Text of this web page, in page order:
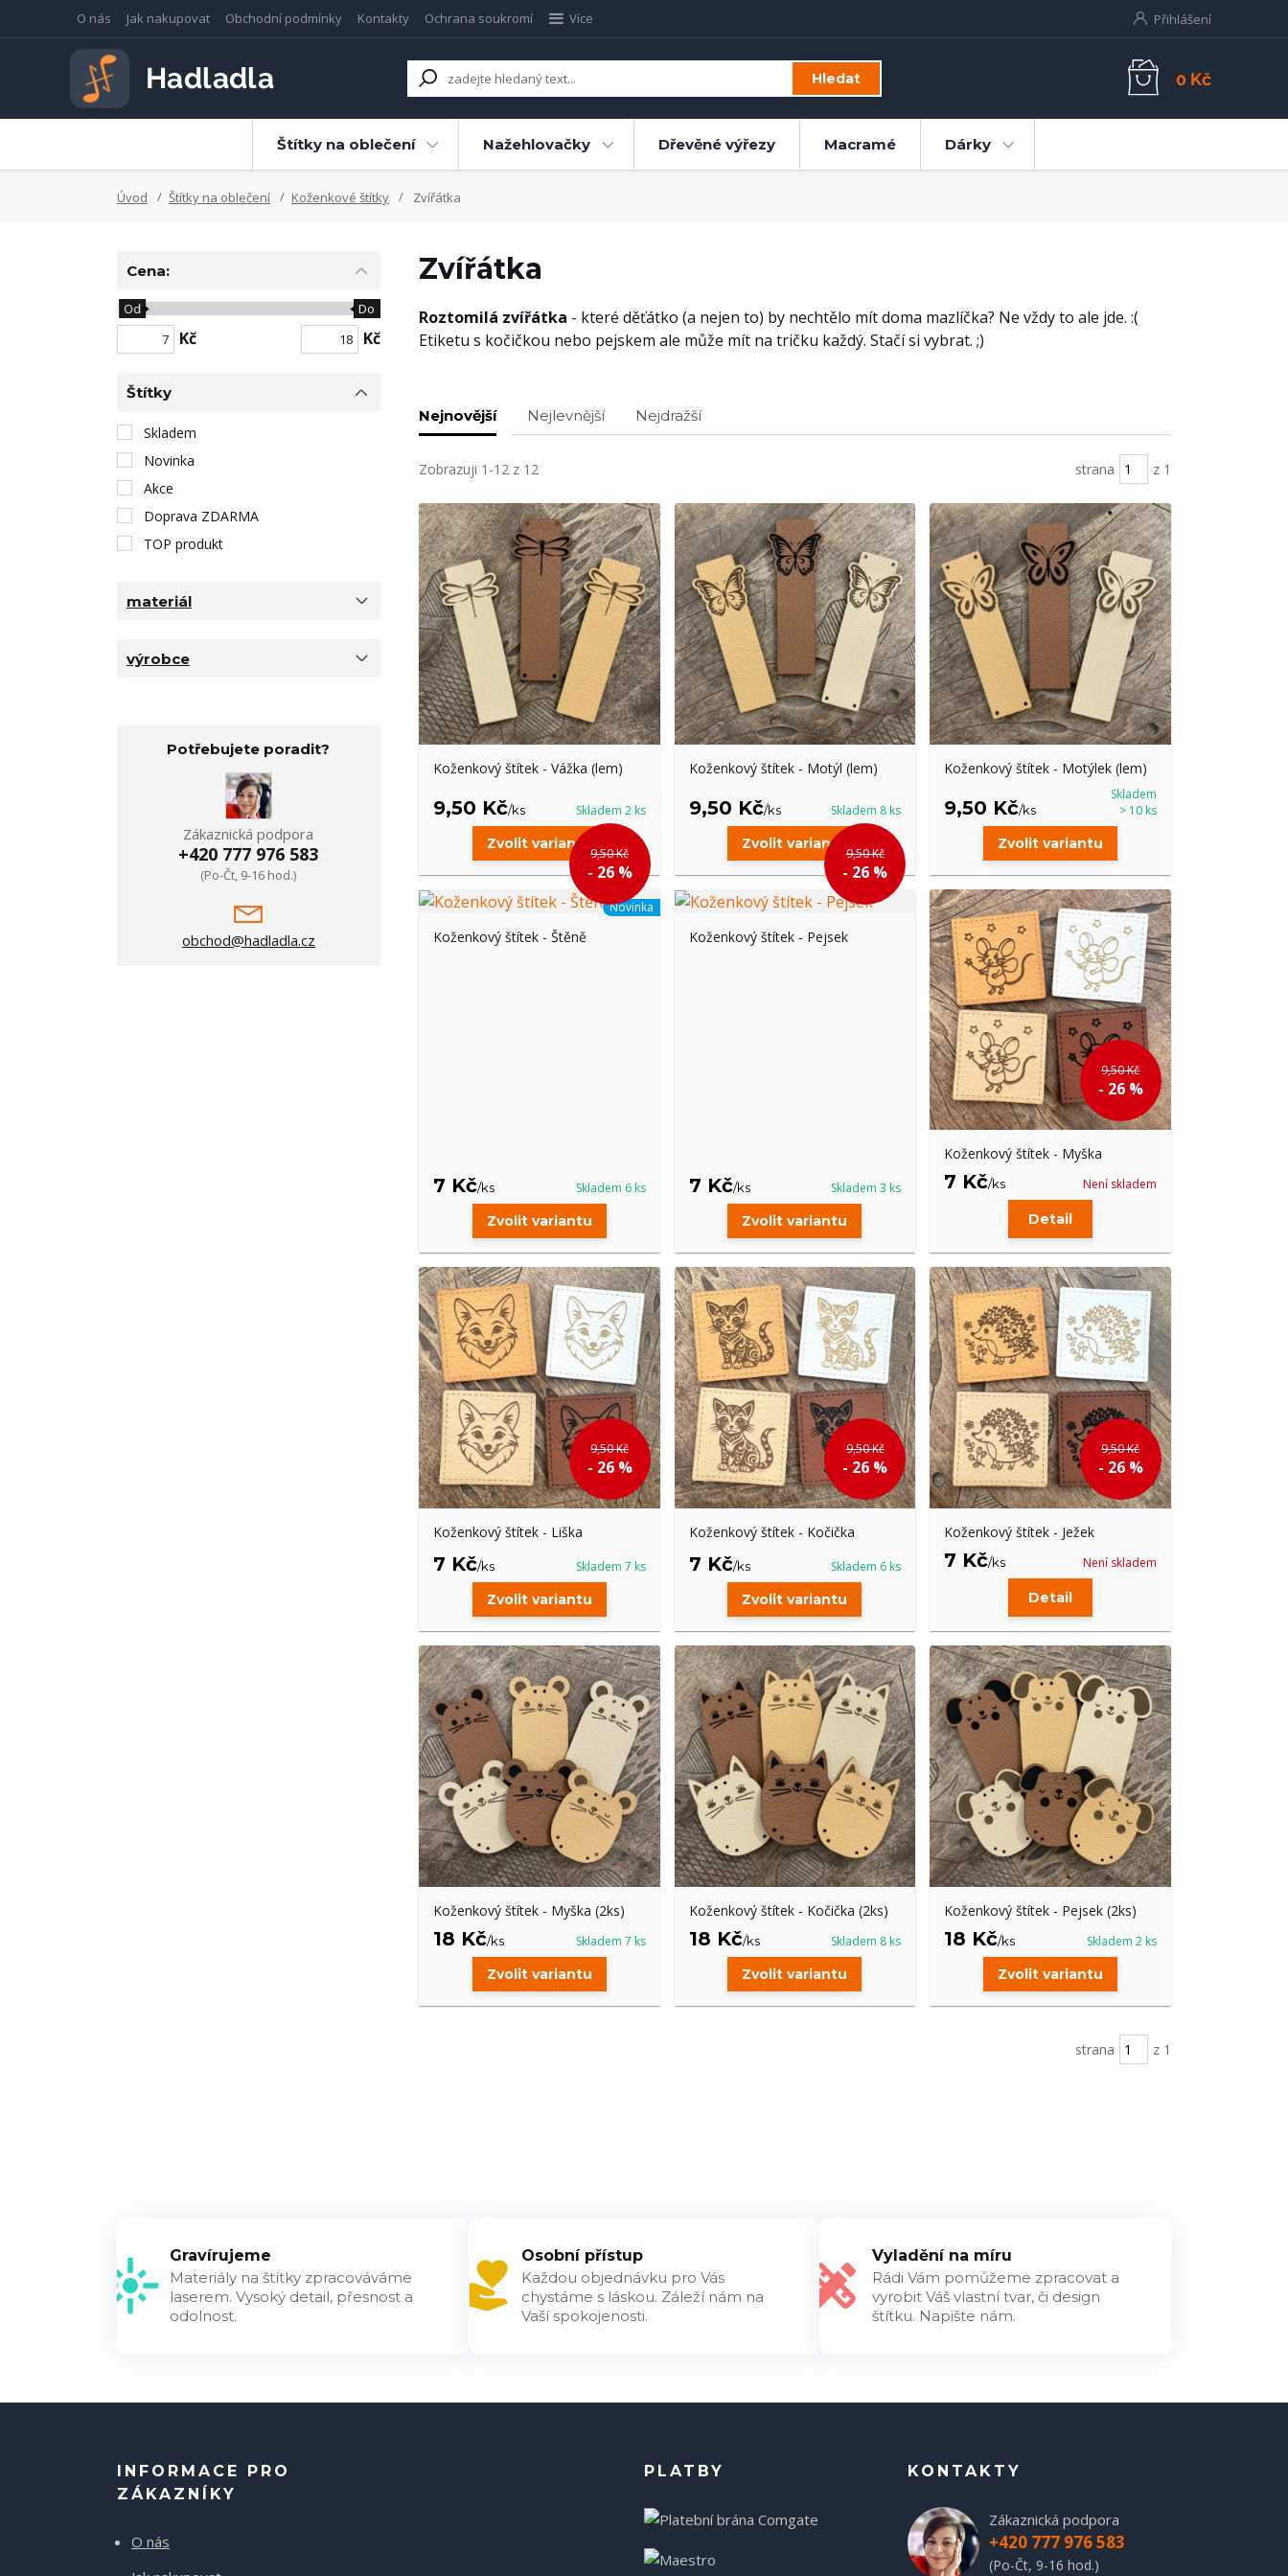
O nás Jak nakupovat Obchodní podmínky Kontakty Ochrana soukromí Více Přihlášení
Hledat 0 Kč
Štítky na oblečení Nažehlovačky Dřevěné výřezy Macramé Dárky
Úvod Štítky na oblečení Koženkové štítky Zvířátka
Zvířátka
Roztomilá zvířátka - které děťátko (a nejen to) by nechtělo mít doma mazlíčka? Ne vždy to ale jde. :(
Etiketu s kočičkou nebo pejskem ale může mít na tričku každý. Stačí si vybrat. ;)
Nejnovější Nejlevnější Nejdražší
Zobrazuji 1-12 z 12 strana z 1
Koženkový štítek - Vážka (lem)
9,50 Kč/ks Skladem 2 ks
Zvolit variantu
Koženkový štítek - Motýl (lem)
9,50 Kč/ks Skladem 8 ks
Zvolit variantu
Koženkový štítek - Motýlek (lem)
9,50 Kč/ks
Skladem
> 10 ks
Zvolit variantu
Novinka
9,50 Kč
- 26 %
Koženkový štítek - Štěně
7 Kč/ks Skladem 6 ks
Zvolit variantu
9,50 Kč
- 26 %
Koženkový štítek - Pejsek
7 Kč/ks Skladem 3 ks
Zvolit variantu
9,50 Kč
- 26 %
Koženkový štítek - Myška
7 Kč/ks Není skladem
Detail
9,50 Kč
- 26 %
Koženkový štítek - Liška
7 Kč/ks Skladem 7 ks
Zvolit variantu
9,50 Kč
- 26 %
Koženkový štítek - Kočička
7 Kč/ks Skladem 6 ks
Zvolit variantu
9,50 Kč
- 26 %
Koženkový štítek - Ježek
7 Kč/ks Není skladem
Detail
Koženkový štítek - Myška (2ks)
18 Kč/ks Skladem 7 ks
Zvolit variantu
Koženkový štítek - Kočička (2ks)
18 Kč/ks Skladem 8 ks
Zvolit variantu
Koženkový štítek - Pejsek (2ks)
18 Kč/ks Skladem 2 ks
Zvolit variantu
strana z 1
Cena:
Kč
Od Do
Kč
Štítky
Skladem
Novinka
Akce
Doprava ZDARMA
TOP produkt
materiál
výrobce
Potřebujete poradit?
Zákaznická podpora
+420 777 976 583
(Po-Čt, 9-16 hod.)
obchod@hadladla.cz
Gravírujeme
Materiály na štítky zpracováváme
laserem. Vysoký detail, přesnost a
odolnost.
Osobní přístup
Každou objednávku pro Vás
chystáme s láskou. Záleží nám na
Vaší spokojenosti.
Vyladění na míru
Rádi Vám pomůžeme zpracovat a
vyrobit Váš vlastní tvar, či design
štítku. Napište nám.
INFORMACE PRO
ZÁKAZNÍKY
O nás
PLATBY KONTAKTY
Zákaznická podpora
+420 777 976 583
(Po-Čt, 9-16 hod.)